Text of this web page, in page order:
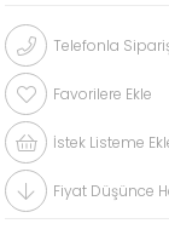
Telefonla
Favorilere Ekle
İstek Listeme
Fiyat Düşünce